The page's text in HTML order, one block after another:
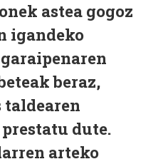
astea gogoz
igandeko
beraz,
taldearen
dute.
arteko